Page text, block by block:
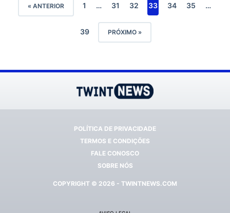
« ANTERIOR 1 … 31 32 33 34 35 …
39 PRÓXIMO »
POLÍTICA DE PRIVACIDADE
TERMOS E CONDIÇÕES
FALE CONOSCO
SOBRE NÓS
COPYRIGHT © 2026 - TWINTNEWS.COM